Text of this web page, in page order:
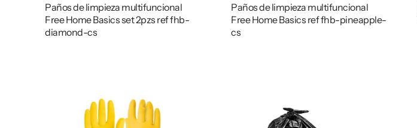
Paños de limpieza multifuncional
Free Home Basics set 2pzs ref fhb-
diamond-cs
Paños de limpieza multifuncional
Free Home Basics ref fhb-pineapple-
cs